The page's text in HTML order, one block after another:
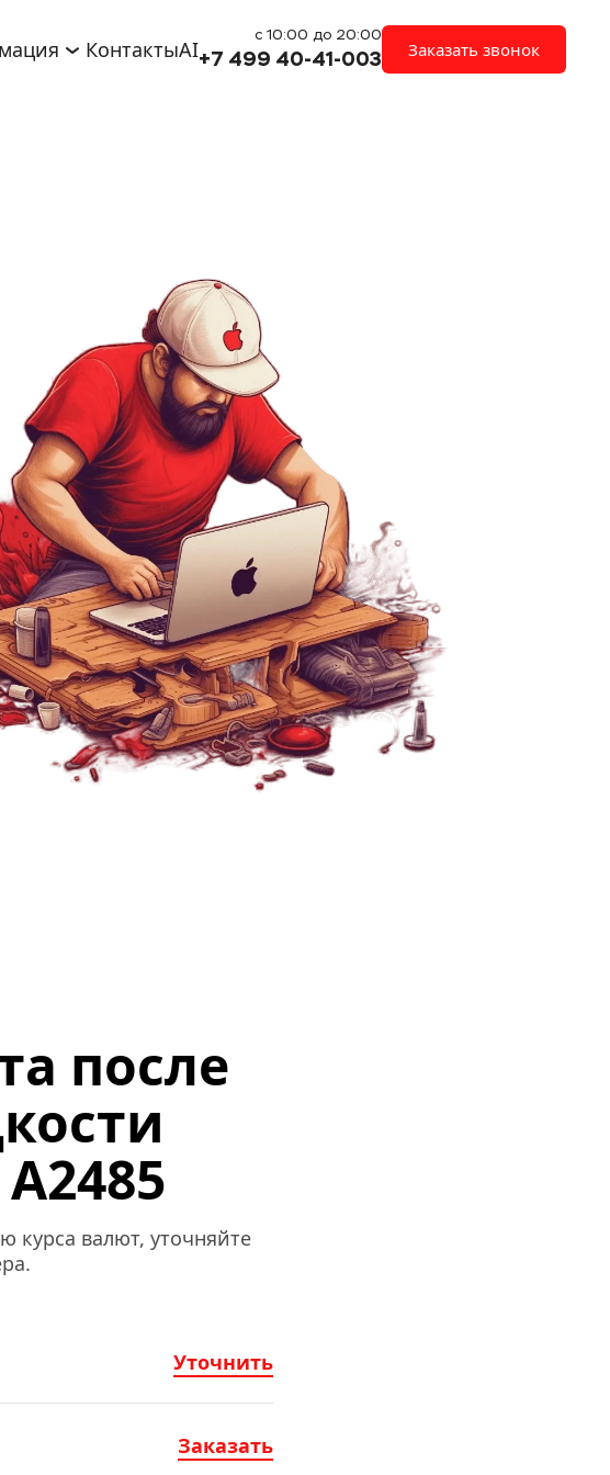
КонтактыAI
с 10:00 до 20:00
+7 499 40-41-003 Заказать звонок
после
курса валют, уточняйте
Уточнить
Заказать